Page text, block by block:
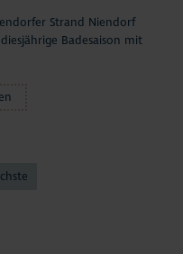
Strand Niendorf
Badesaison mit